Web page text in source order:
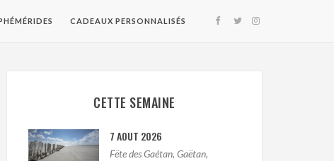
CADEAUX PERSONNALISÉS
CETTE SEMAINE
7 AOUT 2026
Fëte des Gaétan, Gaëtan,